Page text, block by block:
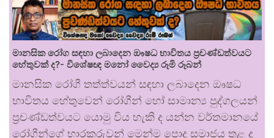
මානසික රෝග සඳහා ලබාදෙන ඖෂධ භාවිතය ප්‍රචණ්ඩත්වයට
හේතුවක් ද?- විශේෂඥ මනෝ වෛද්‍ය රූමි රූබන්
මානසික රෝගී තත්ත්වයන් සඳහා ලබාදෙන ඖෂධ
භාවිතය හේතුවෙන් රෝගීන් හෝ සාමාන්‍ය පුද්ගලයන්
ප්‍රචණ්ඩත්වයට යොමු විය හැකි ද යන්න වර්තමානයේ
රෝගීන්ගේ භාරකරුවන් මෙන්ම පොදු සමාජය තුළ ද